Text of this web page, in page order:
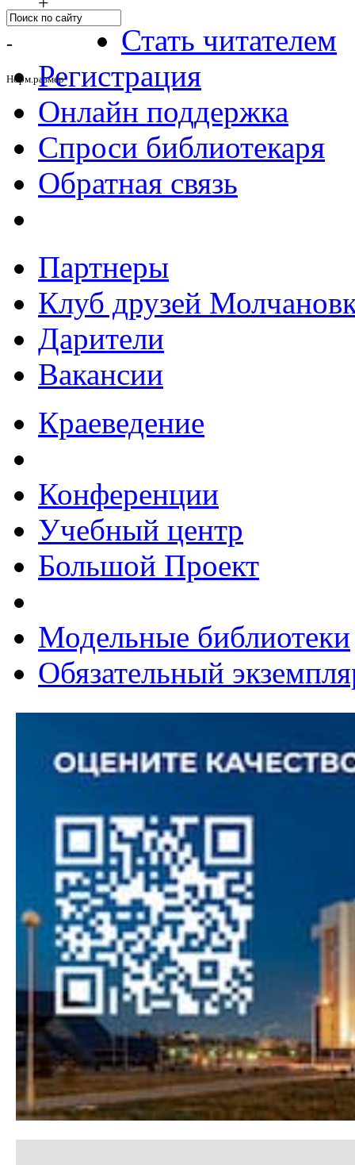
-
Норм.размер
Стать читателем
Регистрация
Онлайн поддержка
Спроси библиотекаря
Обратная связь
Партнеры
Клуб друзей
Дарители
Вакансии
Краеведение
Конференции
Учебный центр
Большой Проект
Модельные библиотеки
Обязательный